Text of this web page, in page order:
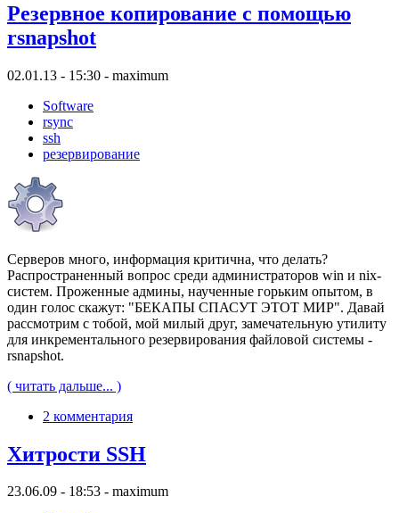
Резервное копирование с помощью
rsnapshot
02.01.13 - 15:30 - maximum
Software
rsync
ssh
резервирование
Серверов много, информация критична, что делать?
Распространенный вопрос среди администраторов win и nix-
систем. Проженные админы, наученные горьким опытом, в
один голос скажут: "БЕКАПЫ СПАСУТ ЭТОТ МИР". Давай
рассмотрим с тобой, мой милый друг, замечательную утилиту
для инкрементального резервирования файловой системы -
rsnapshot.
( читать дальше... )
2 комментария
Хитрости SSH
23.06.09 - 18:53 - maximum